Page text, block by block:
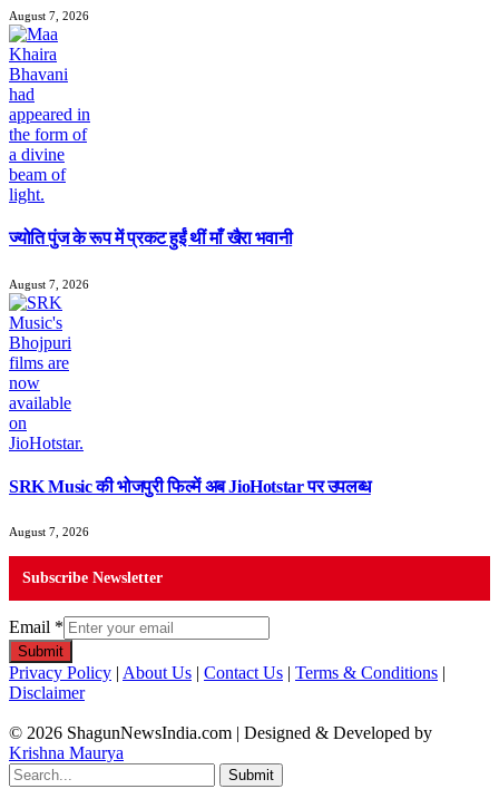
August 7, 2026
ज्योति पुंज के रूप में प्रकट हुईं थीं माँ खैरा भवानी
August 7, 2026
SRK Music की भोजपुरी फिल्में अब JioHotstar पर उपलब्ध
August 7, 2026
Subscribe Newsletter
Email *
Submit
Privacy Policy | About Us | Contact Us | Terms & Conditions |
Disclaimer
© 2026 ShagunNewsIndia.com | Designed & Developed by
Krishna Maurya
Submit